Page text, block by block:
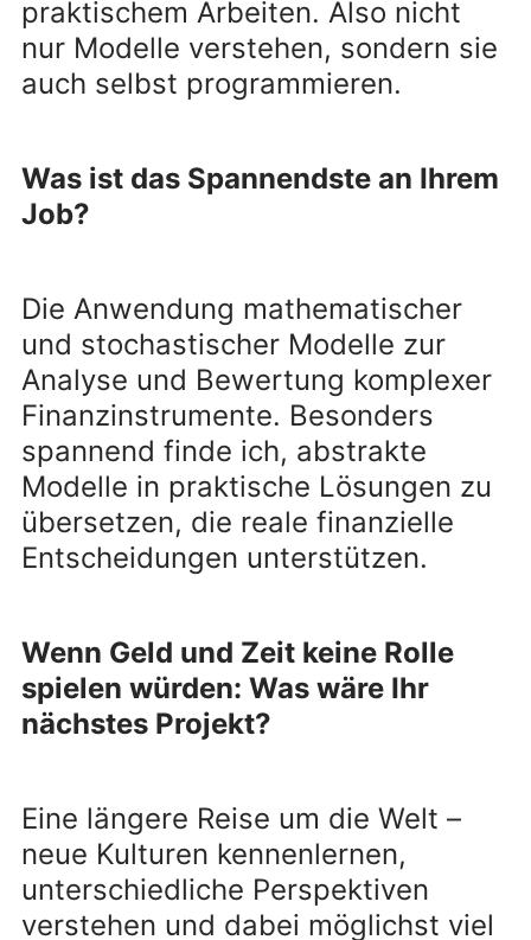
praktischem Arbeiten. Also nicht
nur Modelle verstehen, sondern sie
auch selbst programmieren.
Was ist das Spannendste an Ihrem
Job?
Die Anwendung mathematischer
und stochastischer Modelle zur
Analyse und Bewertung komplexer
Finanzinstrumente. Besonders
spannend finde ich, abstrakte
Modelle in praktische Lösungen zu
übersetzen, die reale finanzielle
Entscheidungen unterstützen.
Wenn Geld und Zeit keine Rolle
spielen würden: Was wäre Ihr
nächstes Projekt?
Eine längere Reise um die Welt –
neue Kulturen kennenlernen,
unterschiedliche Perspektiven
verstehen und dabei möglichst viel